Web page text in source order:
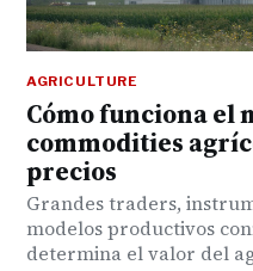
AGRICULTURE
Cómo funciona el
commodities
precios
Grandes traders,
modelos productivos
determina el valor del